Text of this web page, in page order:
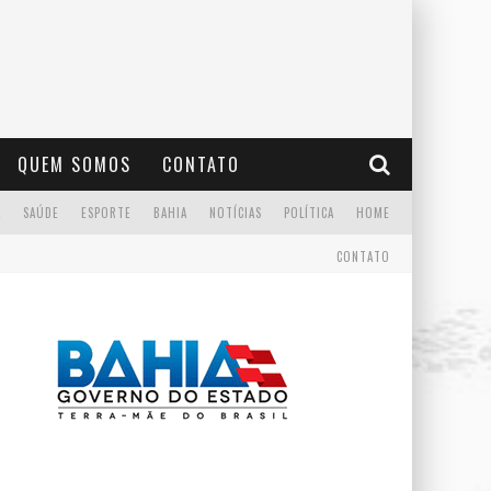
QUEM SOMOS CONTATO
HOME
POLÍTICA
NOTÍCIAS
BAHIA
ESPORTE
SAÚDE
CONTATO